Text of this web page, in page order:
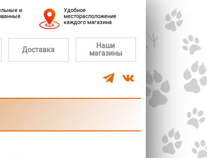
и
Удобное
месторасположение
каждого магазина
Доставка
Наши
магазины